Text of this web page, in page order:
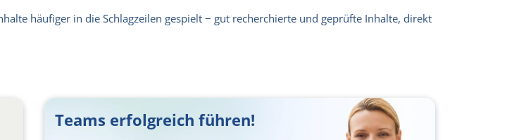
häufiger in die Schlagzeilen gespielt − gut recherchierte und geprüfte Inhalte, direkt
Teams erfolgreich führen!